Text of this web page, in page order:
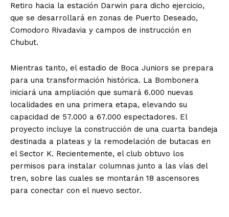
Retiro hacia la estación Darwin para dicho ejercicio,
que se desarrollará en zonas de Puerto Deseado,
Comodoro Rivadavia y campos de instrucción en
Chubut.
Mientras tanto, el estadio de Boca Juniors se prepara
para una transformación histórica. La Bombonera
iniciará una ampliación que sumará 6.000 nuevas
localidades en una primera etapa, elevando su
capacidad de 57.000 a 67.000 espectadores. El
proyecto incluye la construcción de una cuarta bandeja
destinada a plateas y la remodelación de butacas en
el Sector K. Recientemente, el club obtuvo los
permisos para instalar columnas junto a las vías del
tren, sobre las cuales se montarán 18 ascensores
para conectar con el nuevo sector.